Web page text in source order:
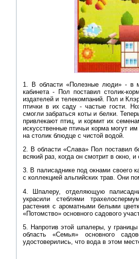
1. В области «Полезные люди» - в
кабинета - Пол поставил столик-
издателей и телекомпаний. Пол и
птички в их саду - частые гости.
смогли забраться коты и белки.
привлекают птиц, и кормит их
искусственные птичьи корма могут
на столик блюдце с чистой водой.
2. В области «Слава» Пол поставил
всякий раз, когда он смотрит в окно,
3. В палисаднике под окнами своего
с коллекцией альпийских трав. Они
4. Шпалеру, отделяющую
украсили стеблями
растения с ароматными белыми
«Потомство» основного садового
5. Напротив этой шпалеры, у
область «Семья» основного
удостоверились, что вода в этом